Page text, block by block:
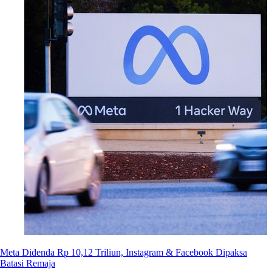
Meta Didenda Rp 10,12 Triliun, Instagram & Facebook Dipaksa
Batasi Remaja